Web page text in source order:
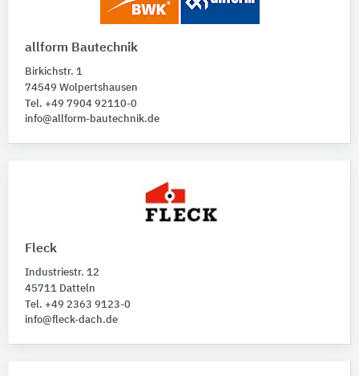
allform Bautechnik
Birkichstr. 1
74549 Wolpertshausen
Tel. +49 7904 92110-0
info@allform-bautechnik.de
Fleck
Industriestr. 12
45711 Datteln
Tel. +49 2363 9123-0
info@fleck-dach.de